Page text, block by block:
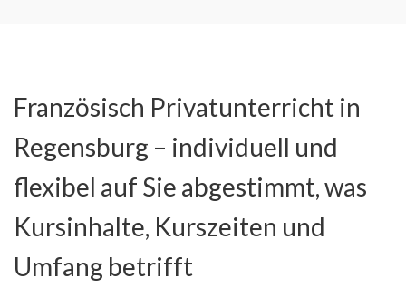
Französisch Privatunterricht in
Regensburg – individuell und
flexibel auf Sie abgestimmt, was
Kursinhalte, Kurszeiten und
Umfang betrifft